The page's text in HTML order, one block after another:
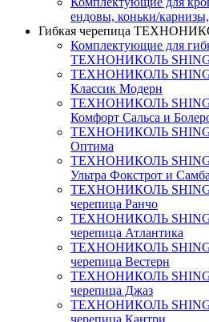
ендовы, коньки/
Гибкая черепица
Комплектующие для
ТЕХНОНИКОЛЬ
ТЕХНОНИКОЛЬ
Классик Модерн
ТЕХНОНИКОЛЬ
Комфорт Сальса и
ТЕХНОНИКОЛЬ
Оптима
ТЕХНОНИКОЛЬ
Ультра Фокстрот и Самба
ТЕХНОНИКОЛЬ
черепица Ранчо
ТЕХНОНИКОЛЬ
черепица Атлантика
ТЕХНОНИКОЛЬ
черепица Вестерн
ТЕХНОНИКОЛЬ
черепица Джаз
ТЕХНОНИКОЛЬ
черепица Кантри